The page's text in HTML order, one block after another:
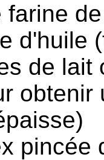
farine
d'huile
de lait
pincée